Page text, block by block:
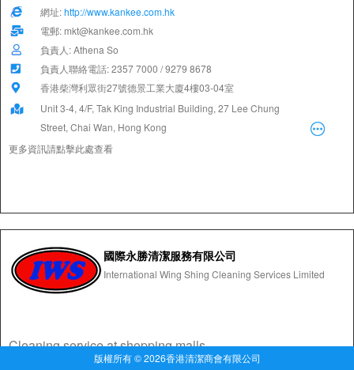
網址:http://www.kankee.com.hk
電郵: mkt@kankee.com.hk
負責人: Athena So
負責人聯絡電話: 2357 7000 / 9279 8678
香港柴灣利眾街27號德景工業大廈4樓03-04室
Unit 3-4, 4/F, Tak King Industrial Building, 27 Lee Chung
Street, Chai Wan, Hong Kong
更多資訊請點擊此處查看
國際永勝清潔服務有限公司
International Wing Shing Cleaning Services Limited
Cleaning service at shopping malls.
版權所有 © 2026香港清潔商會有限公司